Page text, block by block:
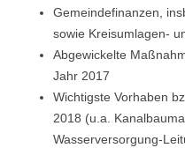
Gemeindefinanzen,
sowie Kreisumlagen-
Abgewickelte
Jahr 2017
Wichtigste Vorhaben
2018 (u.a.
Wasserversorgung-